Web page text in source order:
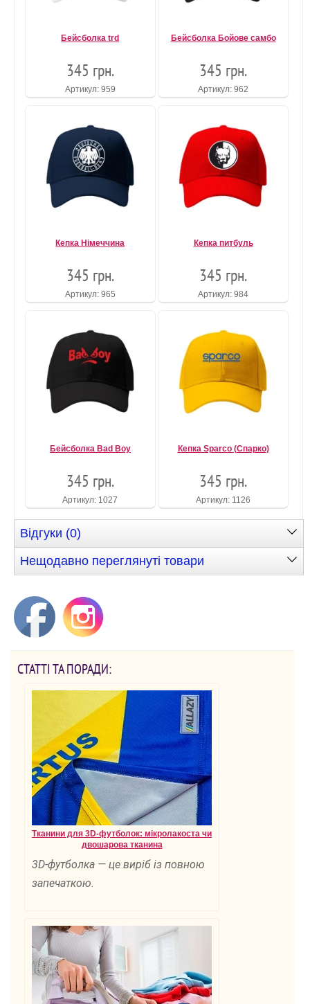
Бейсболка trd
345 грн.
Артикул: 959
Бейсболка Бойове самбо
345 грн.
Артикул: 962
Кепка Німеччина
345 грн.
Артикул: 965
Кепка питбуль
345 грн.
Артикул: 984
Бейсболка Bad Boy
345 грн.
Артикул: 1027
Кепка Sparco (Спарко)
345 грн.
Артикул: 1126
Відгуки (0)
Нещодавно переглянуті товари
СТАТТІ ТА ПОРАДИ:
Тканини для 3D-футболок: мікролакоста чи
двошарова тканина
3D-футболка — це виріб із повною
запечаткою.